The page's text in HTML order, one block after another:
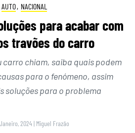
AUTO, NACIONAL
para acabar com
travões do carro
carro chiam, saiba quais podem
para o fenómeno, assim
soluções para o problema
2024| Miguel Frazão